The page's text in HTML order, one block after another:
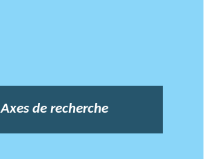
Axes de recherche